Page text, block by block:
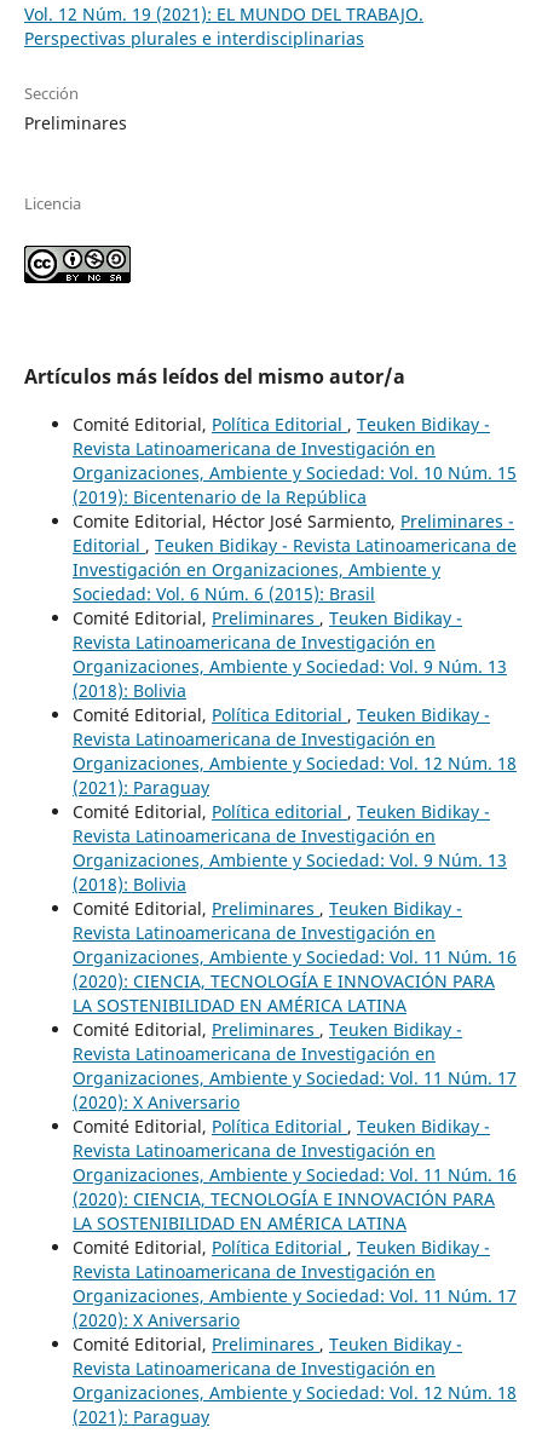
Vol. 12 Núm. 19 (2021): EL MUNDO DEL TRABAJO.
Perspectivas plurales e interdisciplinarias
Sección
Preliminares
Licencia
Artículos más leídos del mismo autor/a
Comité Editorial, Política Editorial , Teuken Bidikay -
Revista Latinoamericana de Investigación en
Organizaciones, Ambiente y Sociedad: Vol. 10 Núm. 15
(2019): Bicentenario de la República
Comite Editorial, Héctor José Sarmiento, Preliminares -
Editorial , Teuken Bidikay - Revista Latinoamericana de
Investigación en Organizaciones, Ambiente y
Sociedad: Vol. 6 Núm. 6 (2015): Brasil
Comité Editorial, Preliminares , Teuken Bidikay -
Revista Latinoamericana de Investigación en
Organizaciones, Ambiente y Sociedad: Vol. 9 Núm. 13
(2018): Bolivia
Comité Editorial, Política Editorial , Teuken Bidikay -
Revista Latinoamericana de Investigación en
Organizaciones, Ambiente y Sociedad: Vol. 12 Núm. 18
(2021): Paraguay
Comité Editorial, Política editorial , Teuken Bidikay -
Revista Latinoamericana de Investigación en
Organizaciones, Ambiente y Sociedad: Vol. 9 Núm. 13
(2018): Bolivia
Comité Editorial, Preliminares , Teuken Bidikay -
Revista Latinoamericana de Investigación en
Organizaciones, Ambiente y Sociedad: Vol. 11 Núm. 16
(2020): CIENCIA, TECNOLOGÍA E INNOVACIÓN PARA
LA SOSTENIBILIDAD EN AMÉRICA LATINA
Comité Editorial, Preliminares , Teuken Bidikay -
Revista Latinoamericana de Investigación en
Organizaciones, Ambiente y Sociedad: Vol. 11 Núm. 17
(2020): X Aniversario
Comité Editorial, Política Editorial , Teuken Bidikay -
Revista Latinoamericana de Investigación en
Organizaciones, Ambiente y Sociedad: Vol. 11 Núm. 16
(2020): CIENCIA, TECNOLOGÍA E INNOVACIÓN PARA
LA SOSTENIBILIDAD EN AMÉRICA LATINA
Comité Editorial, Política Editorial , Teuken Bidikay -
Revista Latinoamericana de Investigación en
Organizaciones, Ambiente y Sociedad: Vol. 11 Núm. 17
(2020): X Aniversario
Comité Editorial, Preliminares , Teuken Bidikay -
Revista Latinoamericana de Investigación en
Organizaciones, Ambiente y Sociedad: Vol. 12 Núm. 18
(2021): Paraguay